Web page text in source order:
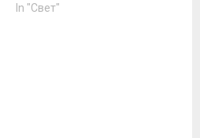
In "Свет"